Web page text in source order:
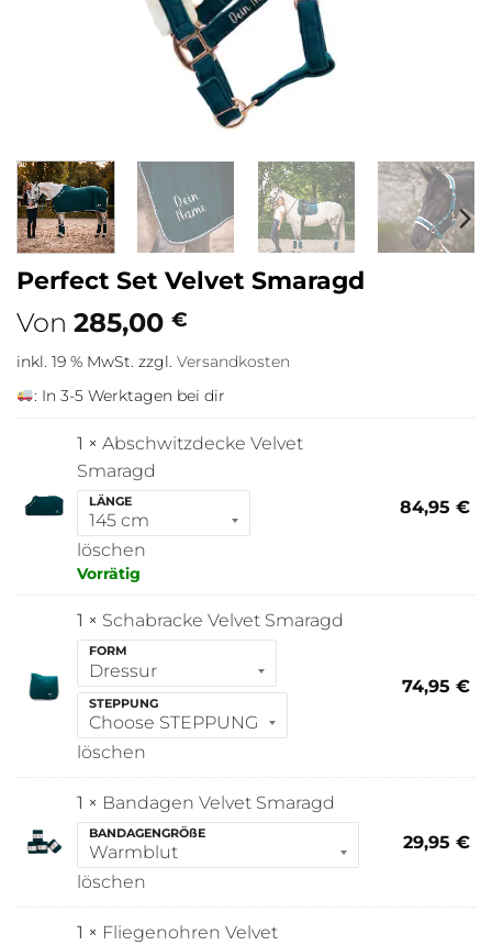
Perfect Set Velvet Smaragd
Von 285,00 €
inkl. 19 % MwSt. zzgl. Versandkosten
: In 3-5 Werktagen bei dir
1 × Abschwitzdecke Velvet
Smaragd
LÄNGE
löschen
Vorrätig
84,95 €
1 × Schabracke Velvet Smaragd
FORM
STEPPUNG
löschen
74,95 €
1 × Bandagen Velvet Smaragd
BANDAGENGRÖßE
löschen
29,95 €
1 × Fliegenohren Velvet